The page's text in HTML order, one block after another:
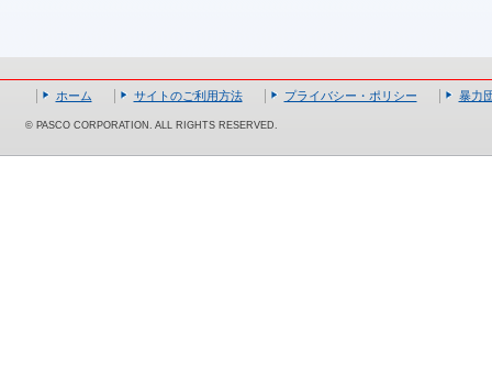
ホーム サイトのご利用方法 プライバシー・ポリシー 暴力
© PASCO CORPORATION. ALL RIGHTS RESERVED.